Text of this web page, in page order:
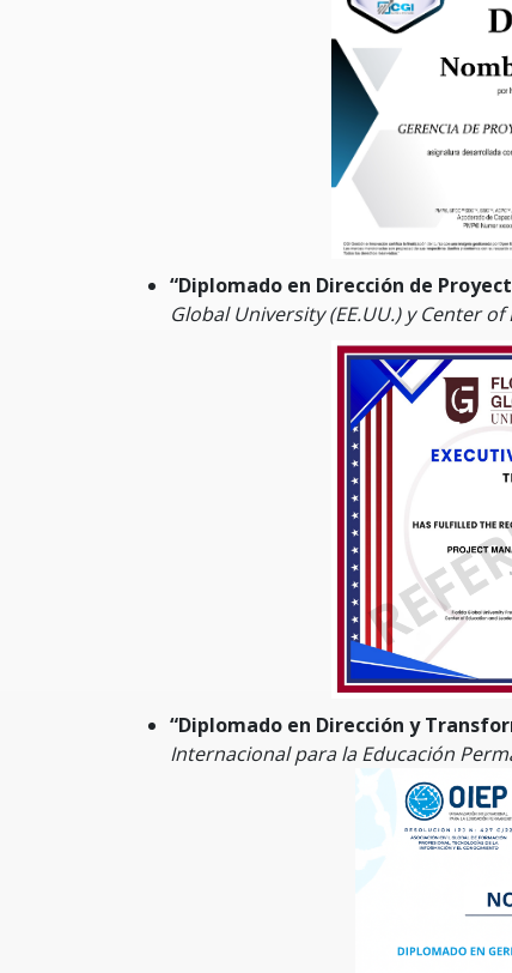
“Diplomado en Dirección de
Global University (EE.UU.) y Center
“Diplomado en Dirección y
Internacional para la Educación